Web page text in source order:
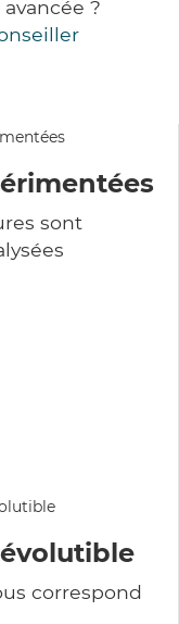
?
sont
correspond